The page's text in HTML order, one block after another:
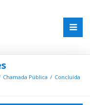
Chamada Pública
Concluída